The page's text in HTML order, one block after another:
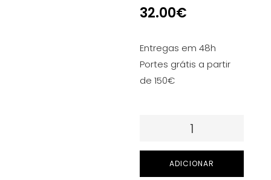
32.00€
Entregas em 48h
Portes grátis a partir
de 150€
Quantidade
ADICIONAR